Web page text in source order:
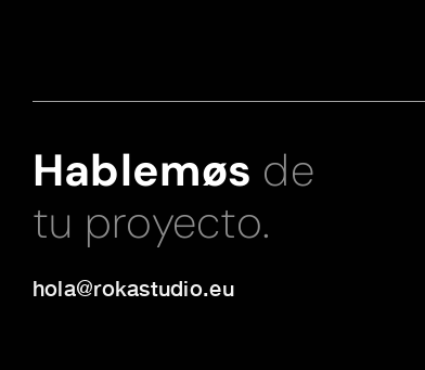
Hablemøs de
tu proyecto.
hola@rokastudio.eu